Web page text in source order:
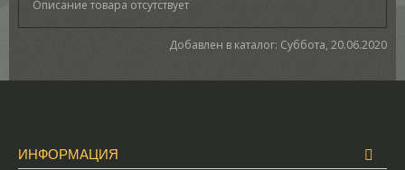
Описание товара отсутствует
Добавлен в каталог: Суббота, 20.06.2020
ИНФОРМАЦИЯ